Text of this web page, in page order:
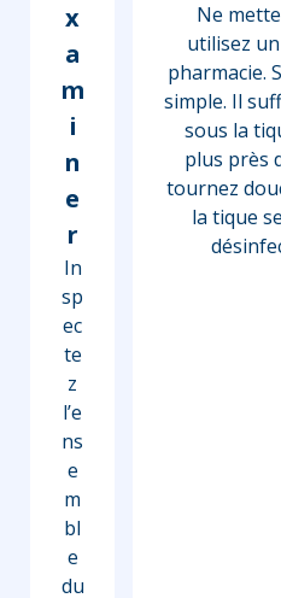
x
a
m
i
n
e
r
In
sp
ec
te
z
l’e
ns
e
m
bl
e
du
Ne
utilisez
pharmacie.
simple. Il
sous la
plus près
tournez
la tique